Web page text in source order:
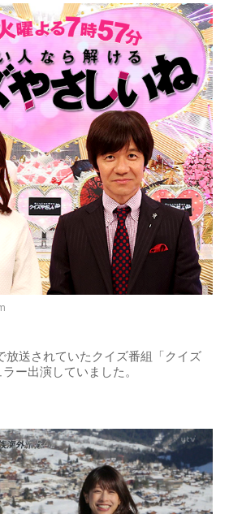
放送されていたクイズ番組「クイズ
ー出演していました。